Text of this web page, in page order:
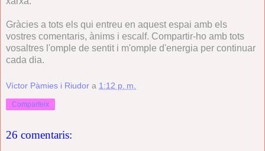
Gràcies a tots els qui entreu en aquest espai amb els
vostres comentaris, ànims i escalf. Compartir-ho amb tots
vosaltres l'omple de sentit i m'omple d'energia per continuar
cada dia.
Víctor Pàmies i Riudor a 1:12 p. m.
Comparteix
26 comentaris: